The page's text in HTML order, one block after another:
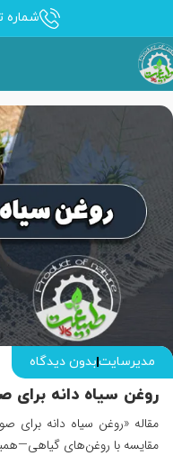
شماره تماس :
مدیرسایتبدون دیدگاه
روغن سیاه دانه برای
مقاله «روغن سیاه دانه
مقایسه با روغن‌های